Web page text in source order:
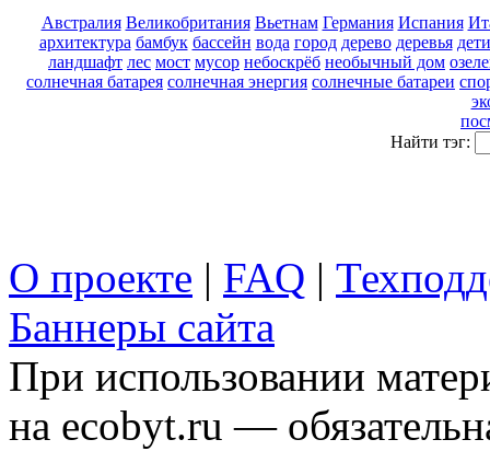
Австралия Великобритания Вьетнам Германия Испания
архитектура бамбук бассейн вода город дерево деревья дети
ландшафт лес мост мусор небоскрёб необычный дом
солнечная батарея солнечная энергия солнечные батареи
Найти тэг:
О проекте | FAQ |
Баннеры сайта
При использовании
на ecobyt.ru —